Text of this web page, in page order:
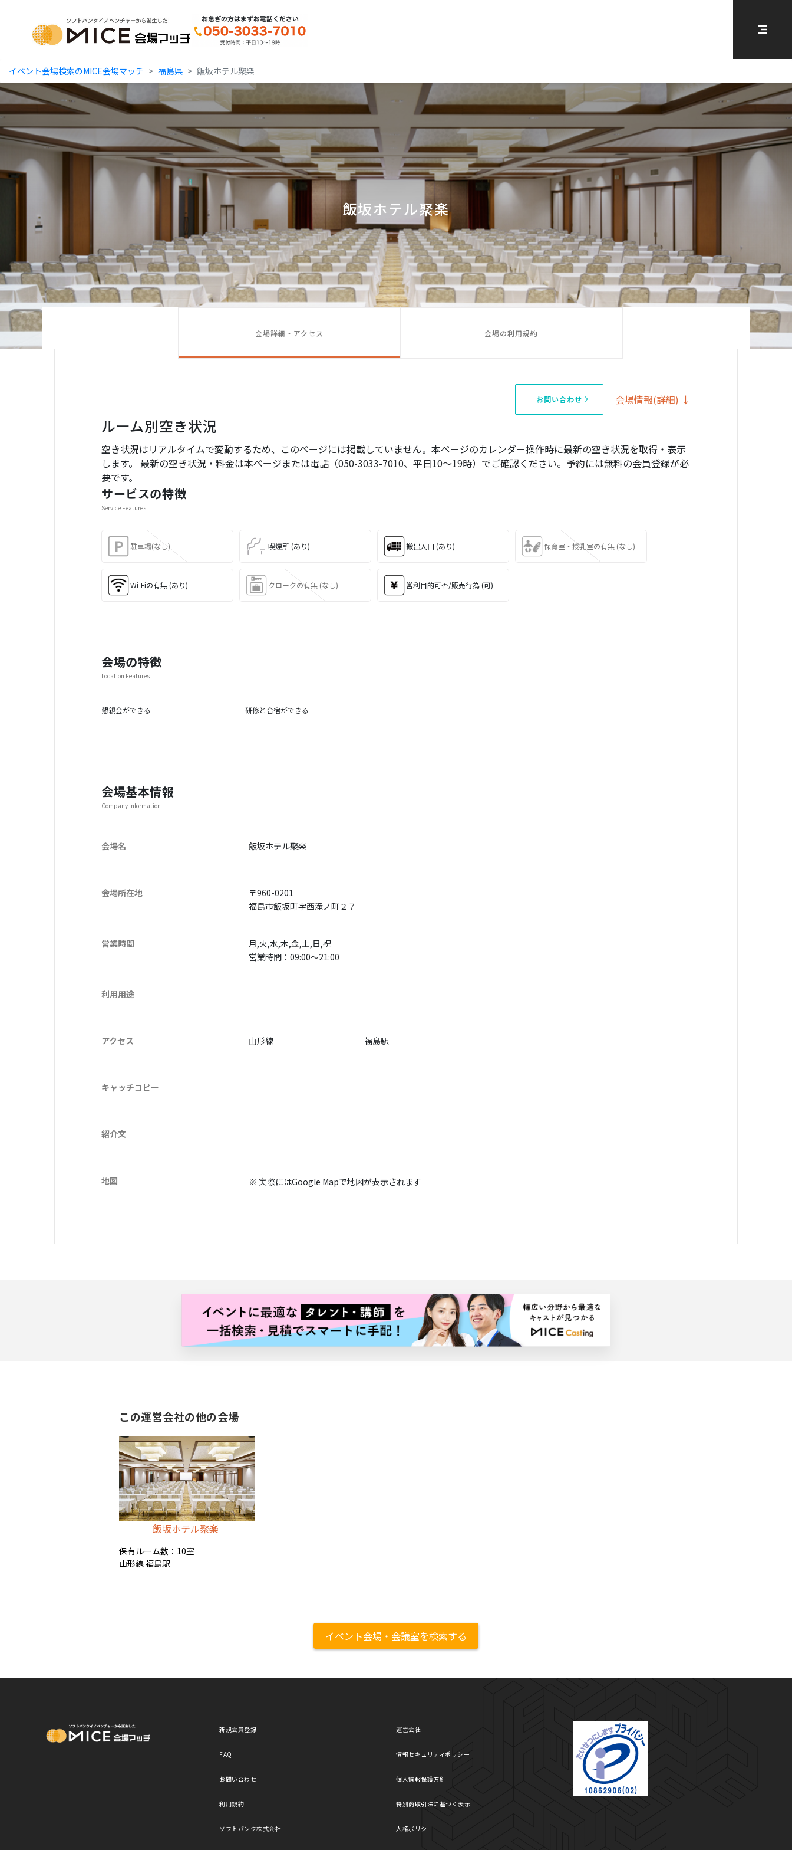
MICE Platform
イベント会場検索のMICE会場マッチ 福島県 飯坂ホテル聚楽
飯坂ホテル聚楽
会場詳細・アクセス 会場の利用規約
お問い合わせ 会場情報(詳細) ↓
ルーム別空き状況
空き状況はリアルタイムで変動するため、このページには掲載していません。本ページのカレンダー操作時に最新の空き状況を取得・表示
します。 最新の空き状況・料金は本ページまたは電話（050-3033-7010、平日10〜19時）でご確認ください。予約には無料の会員登録が必
要です。
サービスの特徴
Service Features
駐車場(なし) 喫煙所 (あり) 搬出入口 (あり) 保育室・授乳室の有無 (なし)
Wi-Fiの有無 (あり) クロークの有無 (なし) 営利目的可否/販売行為 (可)
会場の特徴
Location Features
懇親会ができる 研修と合宿ができる
会場基本情報
Company Information
会場名 飯坂ホテル聚楽
会場所在地
〒960-0201
福島市飯坂町字西滝ノ町２７
営業時間
月,火,水,木,金,土,日,祝
営業時間：09:00〜21:00
利用用途
アクセス 山形線 福島駅
キャッチコピー
紹介文
地図 ※ 実際にはGoogle Mapで地図が表示されます
この運営会社の他の会場
飯坂ホテル聚楽
保有ルーム数：10室
山形線 福島駅
イベント会場・会議室を検索する
新規会員登録
FAQ
お問い合わせ
利用規約
ソフトバンク株式会社
運営会社
情報セキュリティポリシー
個人情報保護方針
特別商取引法に基づく表示
人権ポリシー